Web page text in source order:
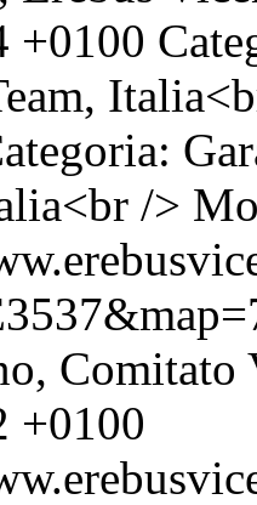
+0100
/>
Comitato
+0100